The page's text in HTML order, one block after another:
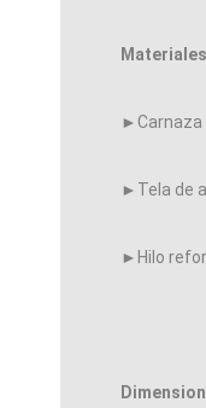
►Carnaza
►Tela de
►Hilo